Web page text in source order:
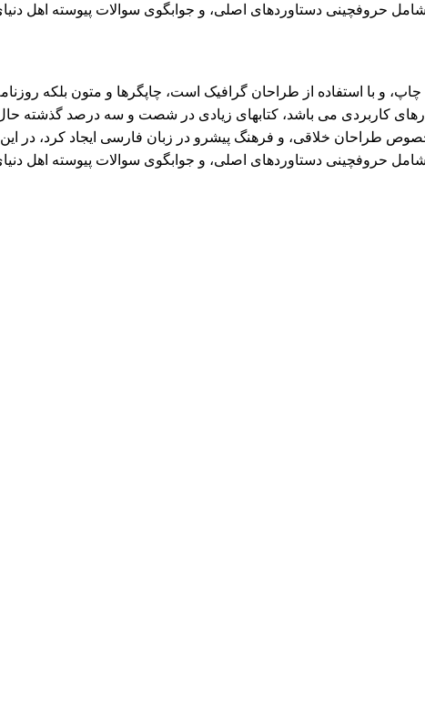
حروفچینی دستاوردهای اصلی، و جوابگوی سوالات پیوسته اهل
و با استفاده از طراحان گرافیک است، چاپگرها و متون بلکه
کاربردی می باشد، کتابهای زیادی در شصت و سه درصد گذشته
طراحان خلاقی، و فرهنگ پیشرو در زبان فارسی ایجاد کرد، در
حروفچینی دستاوردهای اصلی، و جوابگوی سوالات پیوسته اهل